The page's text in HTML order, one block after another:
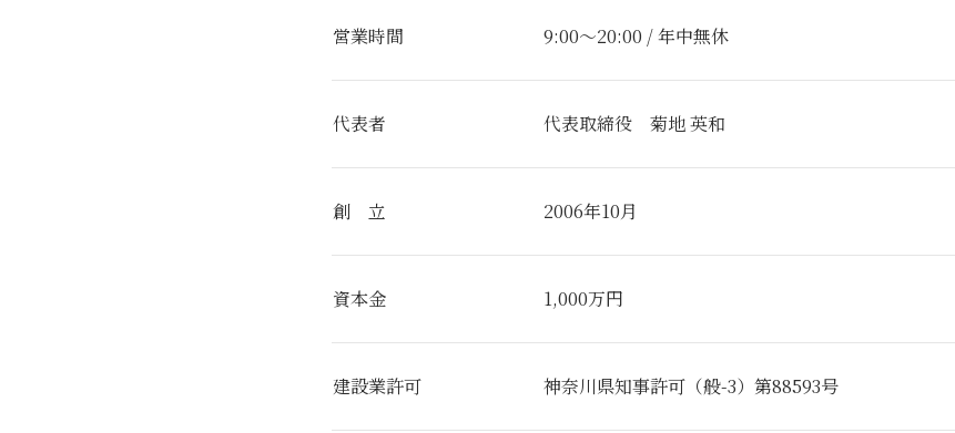
営業時間 9:00～20:00 / 年中無休
代表者 代表取締役 菊地 英和
創 立 2006年10月
資本金 1,000万円
建設業許可 神奈川県知事許可（般-3）第88593号